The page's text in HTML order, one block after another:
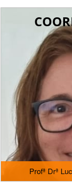
Profª Drª